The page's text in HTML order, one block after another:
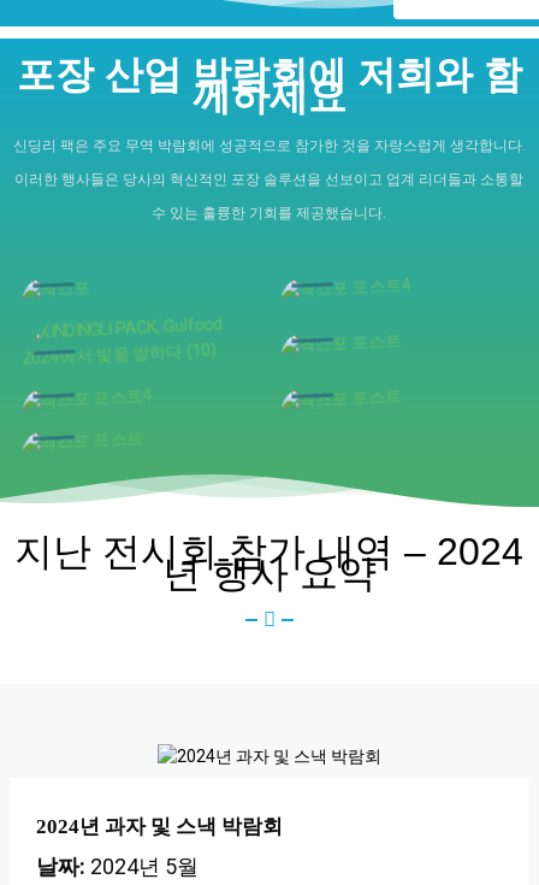
포장 산업 박람회에 저희와 함
께하세요
신딩리 팩은 주요 무역 박람회에 성공적으로 참가한 것을 자랑스럽게 생각합니다.
이러한 행사들은 당사의 혁신적인 포장 솔루션을 선보이고 업계 리더들과 소통할
수 있는 훌륭한 기회를 제공했습니다.
지난 전시회 참가 내역 – 2024
년 행사 요약
2024년 과자 및 스낵 박람회
날짜: 2024년 5월